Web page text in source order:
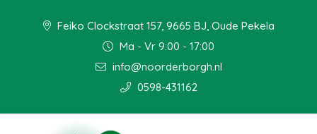
Feiko Clockstraat 157, 9665 BJ, Oude Pekela
Ma - Vr 9:00 - 17:00
info@noorderborgh.nl
0598-431162